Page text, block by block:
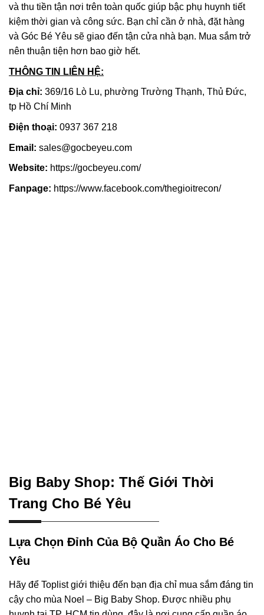
và thu tiền tận nơi trên toàn quốc giúp bậc phụ huynh tiết
kiệm thời gian và công sức. Bạn chỉ cần ở nhà, đặt hàng
và Góc Bé Yêu sẽ giao đến tận cửa nhà bạn. Mua sắm trở
nên thuận tiện hơn bao giờ hết.
THÔNG TIN LIÊN HỆ:
Địa chỉ: 369/16 Lò Lu, phường Trường Thạnh, Thủ Đức,
tp Hồ Chí Minh
Điện thoại: 0937 367 218
Email: sales@gocbeyeu.com
Website: https://gocbeyeu.com/
Fanpage: https://www.facebook.com/thegioitrecon/
Big Baby Shop: Thế Giới Thời
Trang Cho Bé Yêu
Lựa Chọn Đỉnh Của Bộ Quần Áo Cho Bé
Yêu
Hãy để Toplist giới thiệu đến bạn địa chỉ mua sắm đáng tin
cậy cho mùa Noel – Big Baby Shop. Được nhiều phụ